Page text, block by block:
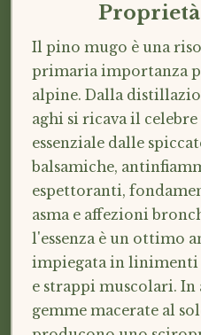
Il pino mugo è una
primaria importanza
alpine. Dalla
aghi si ricava il
essenziale dalle
balsamiche,
espettoranti,
asma e affezioni
l'essenza è un ottimo
impiegata in
e strappi muscolari.
gemme macerate al